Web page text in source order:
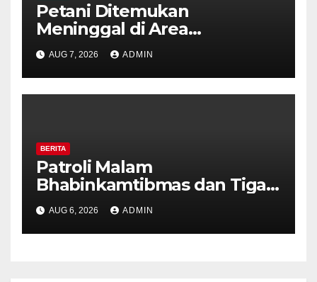
Petani Ditemukan
Meninggal di Area
Persawahan Kalibeji, Polisi
Pastikan Tidak Ada Tanda
Kekerasan
AUG 7, 2026 ADMIN
BERITA
Patroli Malam
Bhabinkamtibmas dan Tiga
Pilar Kelurahan Ungaran
Perkuat Kamtibmas, Warga
Diajak Aktifkan Ronda
AUG 6, 2026 ADMIN